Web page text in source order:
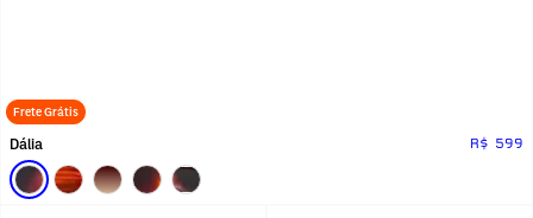
Frete Grátis
Dália R$ 599